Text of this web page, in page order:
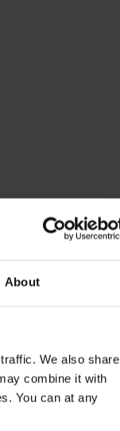
About
We also share
combine it with
You can at any